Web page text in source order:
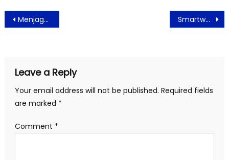
Post
navigation
Menjaga Kesehatan Dari Polusi Udara dengan Olahraga Dalam Ruangan Bersama Garmin Smartwatch Garmin Dukung Olahraga Dalam Ruangan Guna Jaga Kesehatan dari Polusi Udara
Leave a Reply
Your email address will not be published. Required fields
are marked *
Comment *